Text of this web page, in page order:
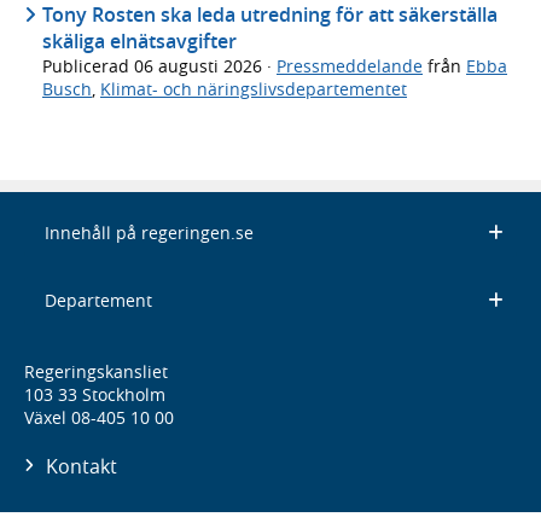
Tony Rosten ska leda utredning för att säkerställa
skäliga elnätsavgifter
Publicerad 06 augusti 2026 · Pressmeddelande från Ebba
Busch, Klimat- och näringslivsdepartementet
Innehåll på regeringen.se
Departement
Regeringskansliet
103 33 Stockholm
Växel 08-405 10 00
Kontakt